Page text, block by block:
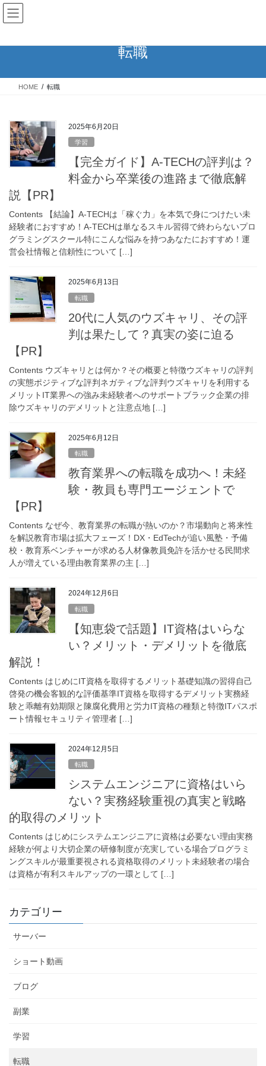
コ
ン
ス
ナ
ビ
ン
転職
HOME 転職
2025年6月20日
学習
【完全ガイド】A-TECHの評判は？
料金から卒業後の進路まで徹底解
説【PR】
Contents 【結論】A-TECHは「稼ぐ力」を本気で身につけたい未
経験者におすすめ！A-TECHは単なるスキル習得で終わらないプロ
グラミングスクール特にこんな悩みを持つあなたにおすすめ！運
営会社情報と信頼性について […]
2025年6月13日
転職
20代に人気のウズキャリ、その評
判は果たして？真実の姿に迫る
【PR】
Contents ウズキャリとは何か？その概要と特徴ウズキャリの評判
の実態ポジティブな評判ネガティブな評判ウズキャリを利用する
メリットIT業界への強み未経験者へのサポートブラック企業の排
除ウズキャリのデメリットと注意点地 […]
2025年6月12日
転職
教育業界への転職を成功へ！未経
験・教員も専門エージェントで
【PR】
Contents なぜ今、教育業界の転職が熱いのか？市場動向と将来性
を解説教育市場は拡大フェーズ！DX・EdTechが追い風塾・予備
校・教育系ベンチャーが求める人材像教員免許を活かせる民間求
人が増えている理由教育業界の主 […]
2024年12月6日
転職
【知恵袋で話題】IT資格はいらな
い？メリット・デメリットを徹底
解説！
Contents はじめにIT資格を取得するメリット基礎知識の習得自己
啓発の機会客観的な評価基準IT資格を取得するデメリット実務経
験と乖離有効期限と陳腐化費用と労力IT資格の種類と特徴ITパスポ
ート情報セキュリティ管理者 […]
2024年12月5日
転職
システムエンジニアに資格はいら
ない？実務経験重視の真実と戦略
的取得のメリット
Contents はじめにシステムエンジニアに資格は必要ない理由実務
経験が何より大切企業の研修制度が充実している場合プログラミ
ングスキルが最重要視される資格取得のメリット未経験者の場合
は資格が有利スキルアップの一環として […]
カテゴリー
サーバー
ショート動画
ブログ
副業
学習
転職